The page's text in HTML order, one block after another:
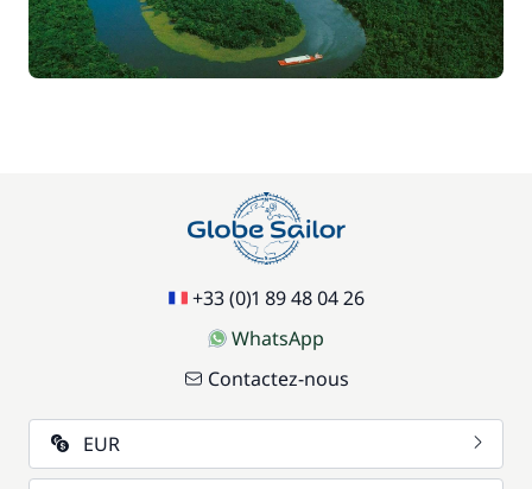
+33 (0)1 89 48 04 26
WhatsApp
Contactez-nous
EUR